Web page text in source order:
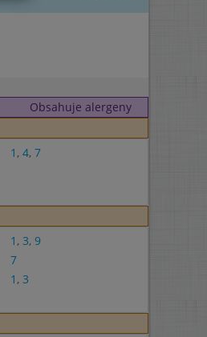
Obsahuje alergeny
1 , 4, 7
1 , 3, 9
7
1 , 3